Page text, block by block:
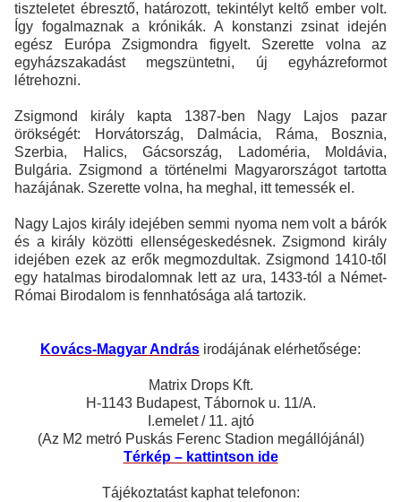
tiszteletet ébresztő, határozott, tekintélyt keltő ember volt.
Így fogalmaznak a krónikák. A konstanzi zsinat idején
egész Európa Zsigmondra figyelt. Szerette volna az
egyházszakadást megszüntetni, új egyházreformot
létrehozni.
Zsigmond király kapta 1387-ben Nagy Lajos pazar
örökségét: Horvátország, Dalmácia, Ráma, Bosznia,
Szerbia, Halics, Gácsország, Ladoméria, Moldávia,
Bulgária. Zsigmond a történelmi Magyarországot tartotta
hazájának. Szerette volna, ha meghal, itt temessék el.
Nagy Lajos király idejében semmi nyoma nem volt a bárók
és a király közötti ellenségeskedésnek. Zsigmond király
idejében ezek az erők megmozdultak. Zsigmond 1410-től
egy hatalmas birodalomnak lett az ura, 1433-tól a Német-
Római Birodalom is fennhatósága alá tartozik.
Kovács-Magyar András irodájának elérhetősége:
Matrix Drops Kft.
H-1143 Budapest, Tábornok u. 11/A.
I.emelet / 11. ajtó
(Az M2 metró Puskás Ferenc Stadion megállójánál)
Térkép – kattintson ide
Tájékoztatást kaphat telefonon: